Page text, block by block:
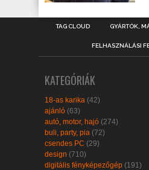
TAG CLOUD GYÁRTÓK,
FELHASZNÁLÁSI
KATEGÓRIÁK
18-as karika (42)
ajánló (63)
autó, motor, hajó (274)
buli, party, pia (72)
csendes PC (29)
design (710)
digitális fényképezőgép (191)